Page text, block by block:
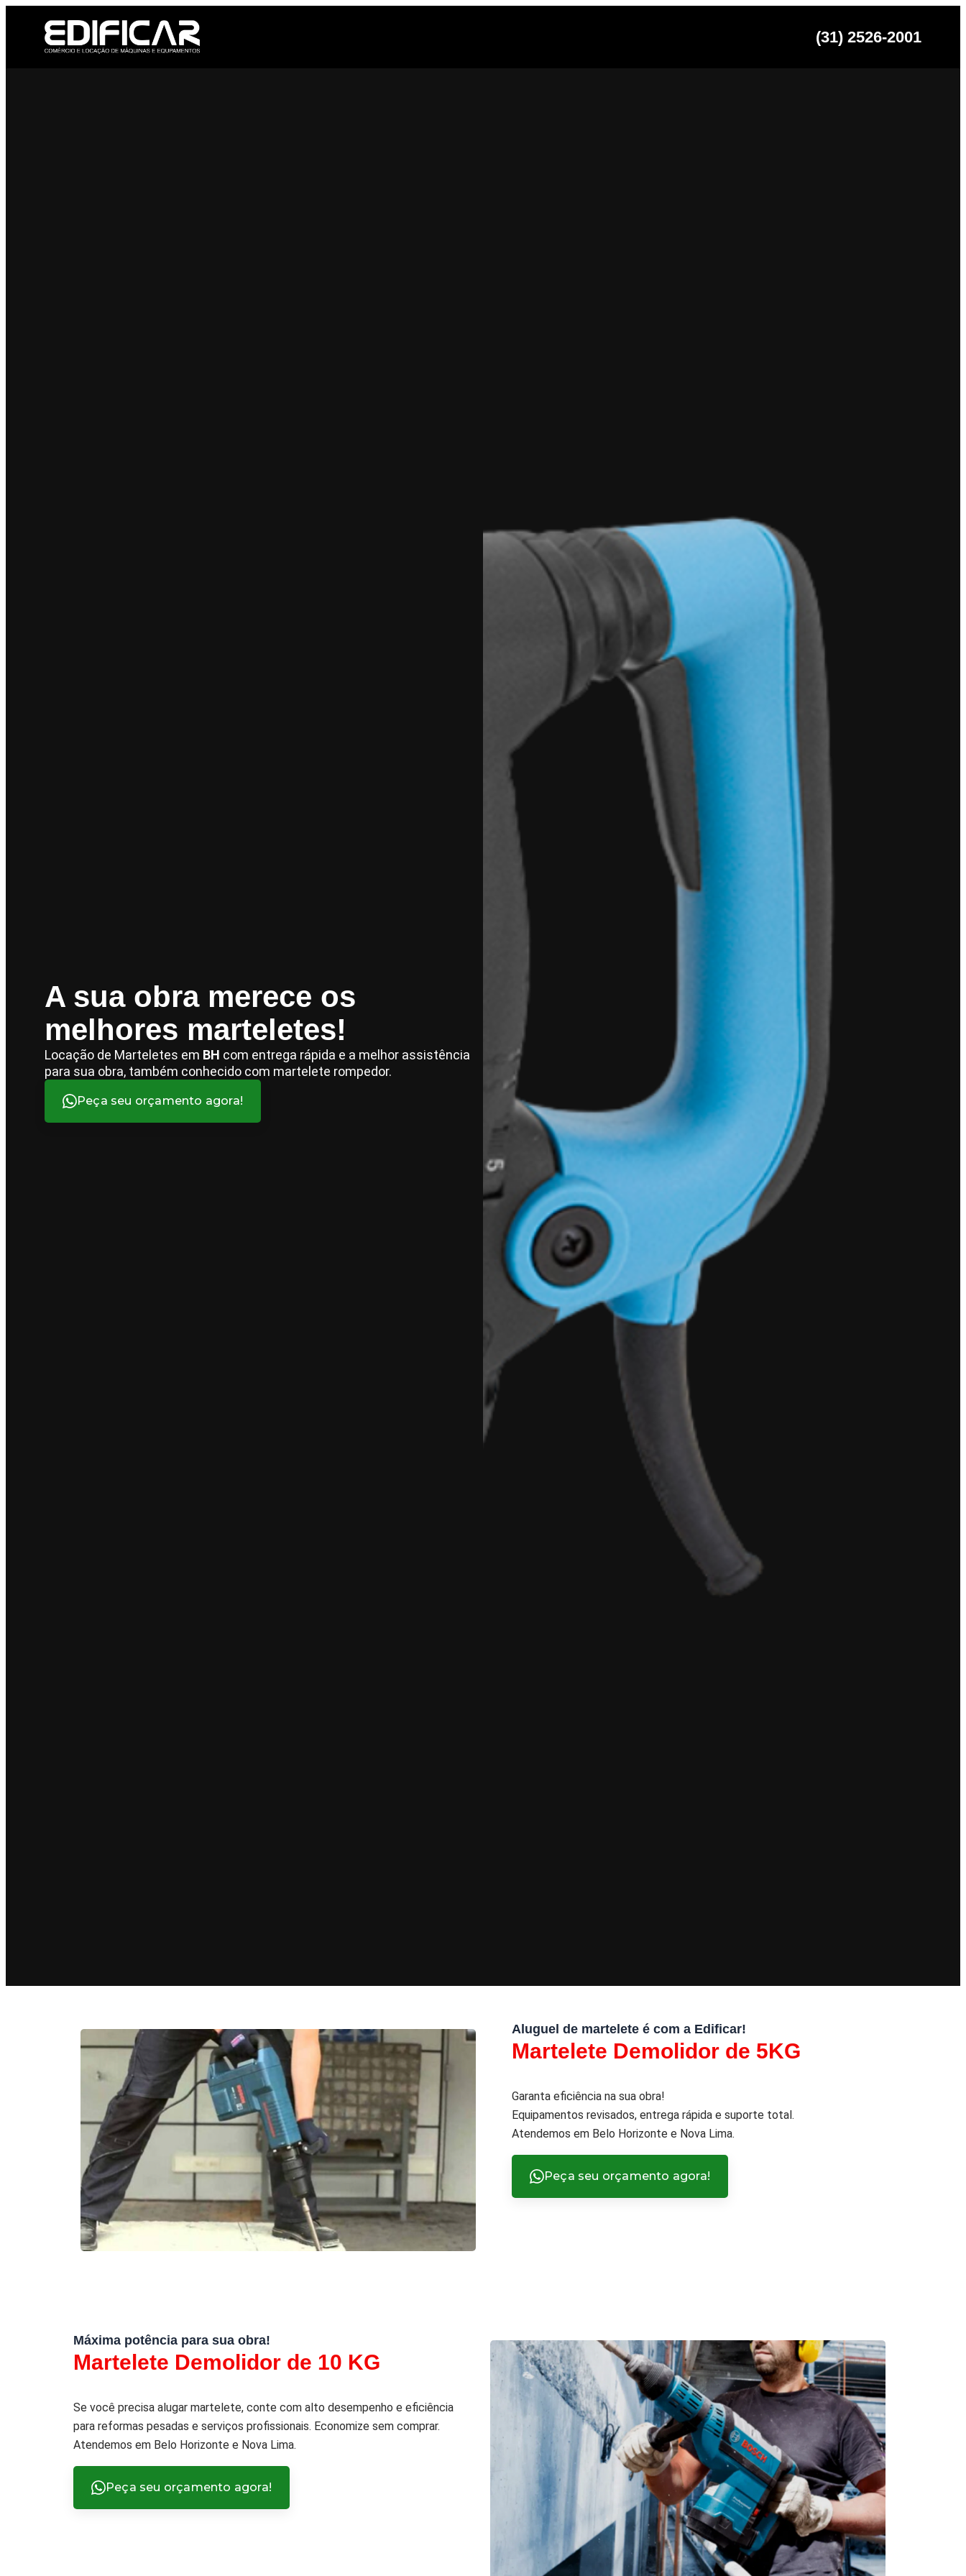
(31) 2526-2001
A sua obra merece os
melhores marteletes!
Locação de Marteletes em BH com entrega rápida e a melhor assistência
para sua obra, também conhecido com martelete rompedor.
Peça seu orçamento agora!
Aluguel de martelete é com a Edificar!
Martelete Demolidor de 5KG
Garanta eficiência na sua obra!
Equipamentos revisados, entrega rápida e suporte total.
Atendemos em Belo Horizonte e Nova Lima.
Peça seu orçamento agora!
Máxima potência para sua obra!
Martelete Demolidor de 10 KG
Se você precisa alugar martelete, conte com alto desempenho e eficiência
para reformas pesadas e serviços profissionais. Economize sem comprar.
Atendemos em Belo Horizonte e Nova Lima.
Peça seu orçamento agora!